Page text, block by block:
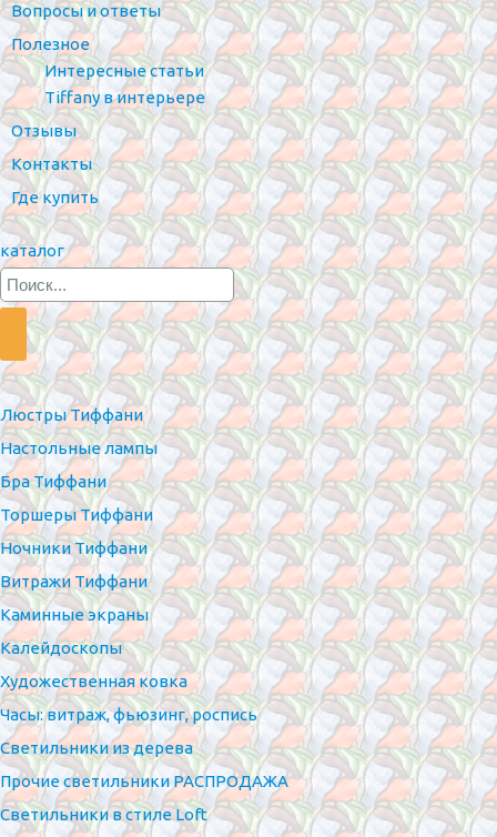
Вопросы и ответы
Полезное
Интересные статьи
Tiffany в интерьере
Отзывы
Контакты
Где купить
каталог
Люстры Тиффани
Настольные лампы
Бра Тиффани
Торшеры Тиффани
Ночники Тиффани
Витражи Тиффани
Каминные экраны
Калейдоскопы
Художественная ковка
Часы: витраж, фьюзинг, роспись
Светильники из дерева
Прочие светильники РАСПРОДАЖА
Светильники в стиле Loft